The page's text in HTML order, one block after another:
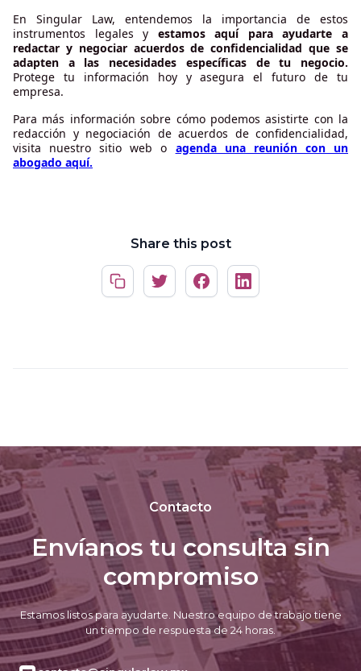
En Singular Law, entendemos la importancia de estos
instrumentos legales y estamos aquí para ayudarte a
redactar y negociar acuerdos de confidencialidad que se
adapten a las necesidades específicas de tu negocio.
Protege tu información hoy y asegura el futuro de tu
empresa.
Para más información sobre cómo podemos asistirte con la
redacción y negociación de acuerdos de confidencialidad,
visita nuestro sitio web o agenda una reunión con un
abogado aquí.
Share this post
Contacto
Envíanos tu consulta sin
compromiso
Estamos listos para ayudarte. Nuestro equipo de trabajo tiene
un tiempo de respuesta de 24 horas.